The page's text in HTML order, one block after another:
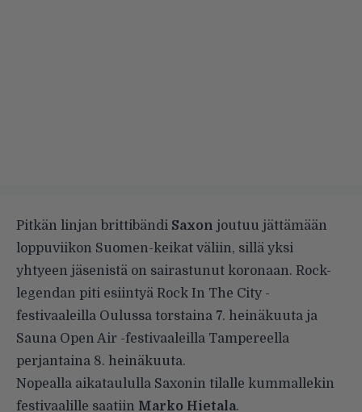
Pitkän linjan brittibändi Saxon joutuu jättämään
loppuviikon Suomen-keikat väliin, sillä yksi
yhtyeen jäsenistä on sairastunut koronaan. Rock-
legendan piti esiintyä Rock In The City -
festivaaleilla Oulussa torstaina 7. heinäkuuta ja
Sauna Open Air -festivaaleilla Tampereella
perjantaina 8. heinäkuuta.
Nopealla aikataululla Saxonin tilalle kummallekin
festivaalille saatiin Marko Hietala.